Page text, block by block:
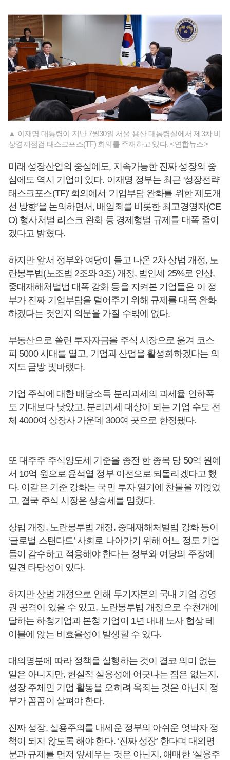
▲ 이재명 대통령이 지난 7월30일 서울 용산 대통령실에서 제3차 비
상경제점검 태스크포스(TF) 회의를 주재하고 있다. <연합뉴스>
미래 성장산업의 중심에도, 지속가능한 진짜 성장의 중
심에도 역시 기업이 있다. 이재명 정부는 최근 '성장전략
태스크포스(TF)' 회의에서 '기업부담 완화를 위한 제도개
선 방향'을 논의하면서, 배임죄를 비롯한 최고경영자(CE
O) 형사처벌 리스크 완화 등 경제형벌 규제를 대폭 줄이
겠다고 밝혔다.
하지만 앞서 정부와 여당이 들고 나온 2차 상법 개정, 노
란봉투법(노조법 2조와 3조) 개정, 법인세 25%로 인상,
중대재해처벌법 대폭 강화 등을 지켜본 기업들은 이 정
부가 진짜 기업부담을 덜어주기 위해 규제를 대폭 완화
하겠다는 것인지 의문을 가질 수밖에 없다.
부동산으로 쏠린 투자자금을 주식 시장으로 옮겨 코스
피 5000 시대를 열고, 기업과 산업을 활성화하겠다는 의
지도 금방 빛바랬다.
기업 주식에 대한 배당소득 분리과세의 과세율 인하폭
도 기대보다 낮았고, 분리과세 대상이 되는 기업 수도 전
체 4000여 상장사 가운데 300여 곳으로 한정됐다.
또 대주주 주식양도세 기준을 종전 한 종목 당 50억 원에
서 10억 원으로 윤석열 정부 이전으로 되돌리겠다고 했
다. 이같은 기준 강화는 국민 투자 열기에 찬물을 끼얹었
고, 결국 주식 시장은 상승세를 멈췄다.
상법 개정, 노란봉투법 개정, 중대재해처벌법 강화 등이
‘글로벌 스탠다드’ 사회로 나아가기 위해 어느 정도 기업
들이 감수하고 적응해야 한다는 정부와 여당의 주장에
일견 타당성이 있다.
하지만 상법 개정으로 인해 투기자본의 국내 기업 경영
권 공격이 있을 수 있고, 노란봉투법 개정으로 수천개에
달하는 하청기업과 본청 기업이 1년 내내 노사 협상 테
이블에 앉는 비효율성이 발생할 수 있다.
대의명분에 따라 정책을 실행하는 것이 결코 의미 없는
일은 아니지만, 현실적 실용성에 어긋나는 점은 없는지,
성장 주체인 기업 활동을 오히려 옥죄는 것은 아닌지 정
부가 꼼꼼이 살펴야 한다.
진짜 성장, 실용주의를 내세운 정부의 아쉬운 엇박자 정
책이 되지 않도록 해야 한다. ‘진짜 성장’ 한다며 대의명
분과 규제를 먼저 앞세우는 것은 아닌지, 애매한 ‘실용주